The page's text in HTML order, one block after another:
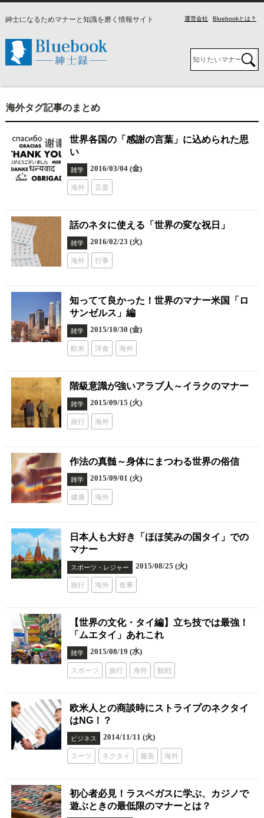
紳士になるためマナーと知識を磨く情報サイト Bluebookとは？
運営会社
海外タグ記事のまとめ
世界各国の「感謝の言葉」に込められた思
い
雑学 2016/03/04 (金)
海外 言葉
話のネタに使える「世界の変な祝日」
雑学 2016/02/23 (火)
海外 行事
知ってて良かった！世界のマナー米国「ロ
サンゼルス」編
雑学 2015/10/30 (金)
欧米 洋食 海外
階級意識が強いアラブ人～イラクのマナー
雑学 2015/09/15 (火)
旅行 海外
作法の真髄～身体にまつわる世界の俗信
雑学 2015/09/01 (火)
健康 海外
日本人も大好き「ほほ笑みの国タイ」での
マナー
スポーツ・レジャー 2015/08/25 (火)
旅行 海外 食事
【世界の文化・タイ編】立ち技では最強！
「ムエタイ」あれこれ
雑学 2015/08/19 (水)
スポーツ 旅行 海外 観戦
欧米人との商談時にストライプのネクタイ
はNG！？
ビジネス 2014/11/11 (火)
スーツ ネクタイ 服装 海外
初心者必見！ラスベガスに学ぶ、カジノで
遊ぶときの最低限のマナーとは？